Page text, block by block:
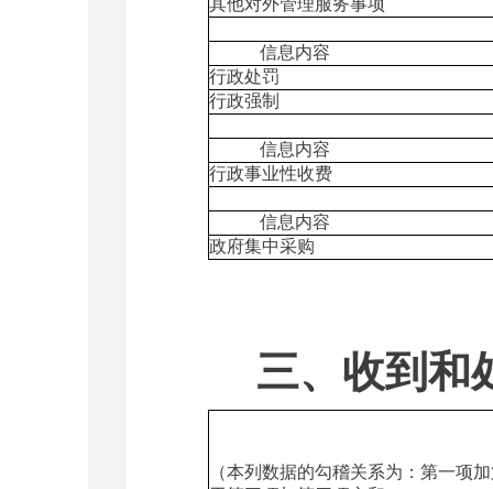
其他对外管理服务事项
信息内容
行政处罚
行政强制
信息内容
行政事业性收费
信息内容
政府集中采购
三、收到和
（本列数据的勾稽关系为：第一项